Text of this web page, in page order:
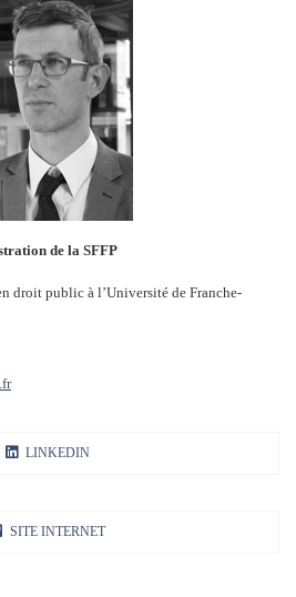
de la SFFP
droit public à l’Université de Franche-
LINKEDIN
SITE INTERNET